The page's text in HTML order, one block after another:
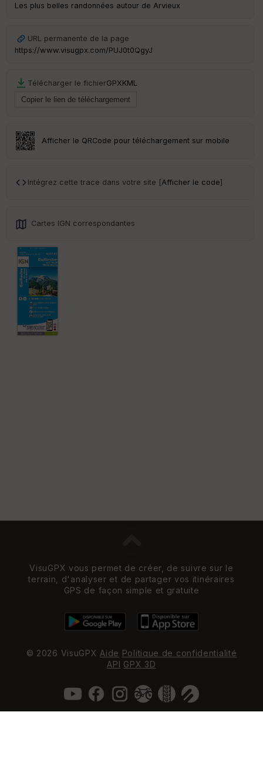
Les plus belles randonnées autour de Arvieux
URL permanente de la page
https://www.visugpx.com/PUJ0t0QgyJ
Télécharger le fichierGPXKML
Afficher le QRCode pour téléchargement sur mobile
Intégrez cette trace dans votre site [Afficher le code]
Cartes IGN correspondantes
VisuGPX vous permet de créer, de suivre sur le
terrain, d'analyser et de partager vos itinéraires
GPS de façon simple et gratuite
© 2026 VisuGPX Aide Politique de confidentialité
API GPX 3D